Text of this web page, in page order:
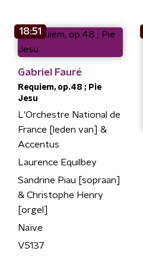
18:51
Gabriel Fauré
Requiem, op.48 ; Pie
Jesu
L'Orchestre National de
France [leden van] &
Accentus
Laurence Equilbey
Sandrine Piau [sopraan]
& Christophe Henry
[orgel]
Naïve
V5137